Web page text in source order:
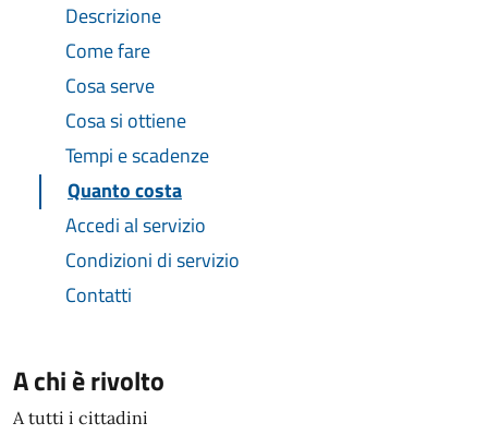
Descrizione
Come fare
Cosa serve
Cosa si ottiene
Tempi e scadenze
Quanto costa
Accedi al servizio
Condizioni di servizio
Contatti
A chi è rivolto
A tutti i cittadini